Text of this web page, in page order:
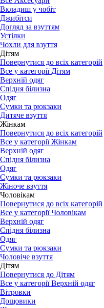
Вкладиш у чобіт
Джибітси
Догляд за взуттям
Устілки
Чохли для взуття
Дітям
Повернутися до всіх категорій
Все у категорії Дітям
Верхній одяг
Спідня білизна
Одяг
Сумки та рюкзаки
Дитяче взуття
Жінкам
Повернутися до всіх категорій
Все у категорії Жінкам
Верхній одяг
Спідня білизна
Одяг
Сумки та рюкзаки
Жіноче взуття
Чоловікам
Повернутися до всіх категорій
Все у категорії Чоловікам
Верхній одяг
Спідня білизна
Одяг
Сумки та рюкзаки
Чоловіче взуття
Дітям
Повернутися до Дітям
Все у категорії Верхній одяг
Вітровки
Дощовики